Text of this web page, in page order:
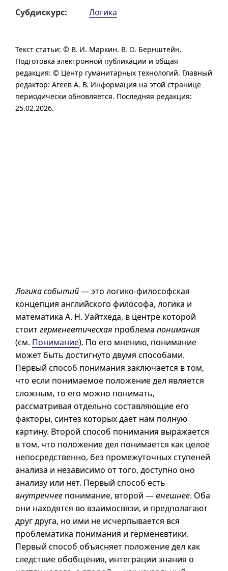
Субдис­курс: Логика
Текст статьи: © В. И. Маркин. В. О. Бернштейн.
Подготовка электронной публикации и общая
редакция: © Центр гуманитарных технологий. Главный
редактор: Агеев А. В. Информация на этой странице
периодически обновляется. Последняя редакция:
25.02.2026.
Логика событий— это логико-философская
концепция английского философа, логика и
математика А. Н. Уайтхеда, в центре которой
стоитгерменевтическая проблема понимания
(см. Понимание). По его мнению, понимание
может быть достигнуто двумя способами.
Первый способ понимания заключается в том,
что если понимаемое положение дел является
сложным, то его можно понимать,
рассматривая отдельно составляющие его
факторы, синтез которых даёт нам полную
картину. Второй способ понимания выражается
в том, что положение дел понимается как целое
непосредственно, без промежуточных ступеней
анализа и независимо от того, доступно оно
анализу или нет. Первый способ есть
внутреннее понимание, второй —внешнее. Оба
они находятся во взаимосвязи, и предполагают
друг друга, но ими не исчерпывается вся
проблематика понимания и герменевтики.
Первый способ объясняет положение дел как
следствие обобщения, интеграции знания о